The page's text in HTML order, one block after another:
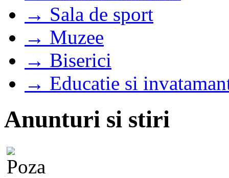
→ Sala de sport
→ Muzee
→ Biserici
→ Educatie si
Anunturi si stiri